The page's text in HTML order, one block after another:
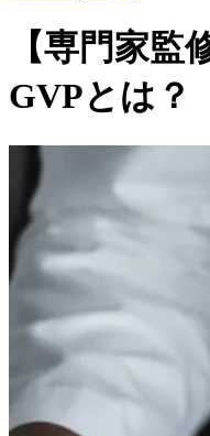
【専門家監
GVPとは？